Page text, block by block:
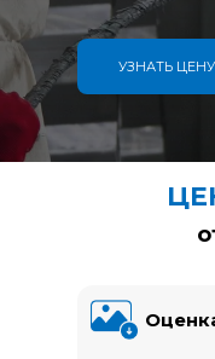
УЗНАТЬ